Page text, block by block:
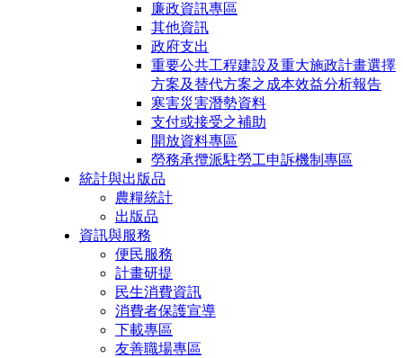
廉政資訊專區
其他資訊
政府支出
重要公共工程建設及重大施政計畫選擇
方案及替代方案之成本效益分析報告
寒害災害潛勢資料
支付或接受之補助
開放資料專區
勞務承攬派駐勞工申訴機制專區
統計與出版品
農糧統計
出版品
資訊與服務
便民服務
計畫研提
民生消費資訊
消費者保護宣導
下載專區
友善職場專區